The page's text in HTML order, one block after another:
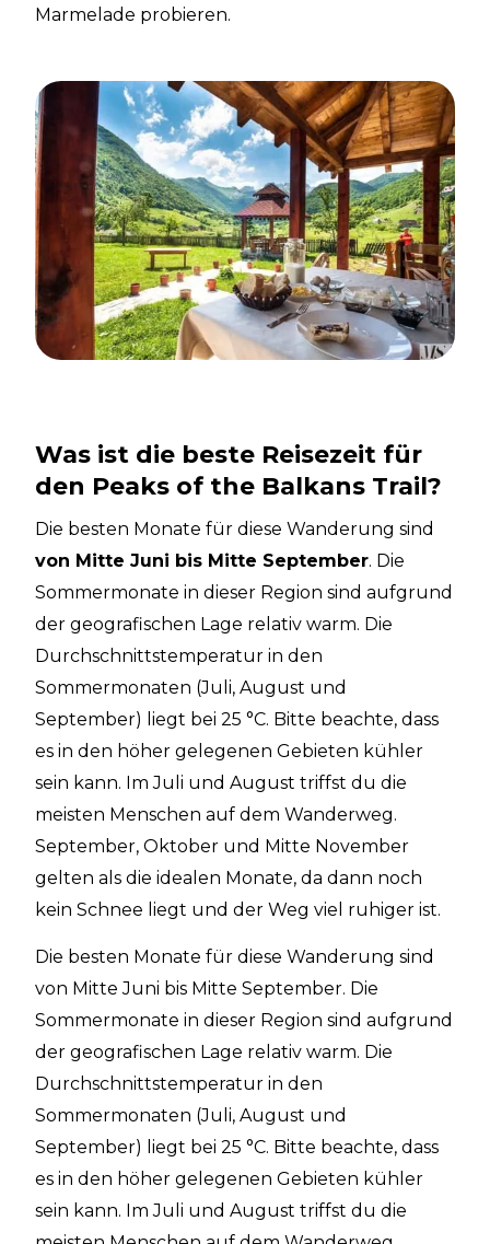
Marmelade probieren.
Was ist die beste Reisezeit für
den Peaks of the Balkans Trail?
Die besten Monate für diese Wanderung sind
von Mitte Juni bis Mitte September. Die
Sommermonate in dieser Region sind aufgrund
der geografischen Lage relativ warm. Die
Durchschnittstemperatur in den
Sommermonaten (Juli, August und
September) liegt bei 25 °C. Bitte beachte, dass
es in den höher gelegenen Gebieten kühler
sein kann. Im Juli und August triffst du die
meisten Menschen auf dem Wanderweg.
September, Oktober und Mitte November
gelten als die idealen Monate, da dann noch
kein Schnee liegt und der Weg viel ruhiger ist.
Die besten Monate für diese Wanderung sind
von Mitte Juni bis Mitte September. Die
Sommermonate in dieser Region sind aufgrund
der geografischen Lage relativ warm. Die
Durchschnittstemperatur in den
Sommermonaten (Juli, August und
September) liegt bei 25 °C. Bitte beachte, dass
es in den höher gelegenen Gebieten kühler
sein kann. Im Juli und August triffst du die